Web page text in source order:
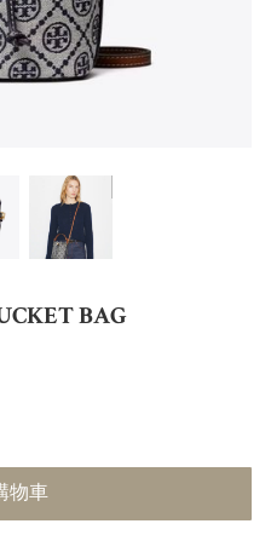
BAG
物車